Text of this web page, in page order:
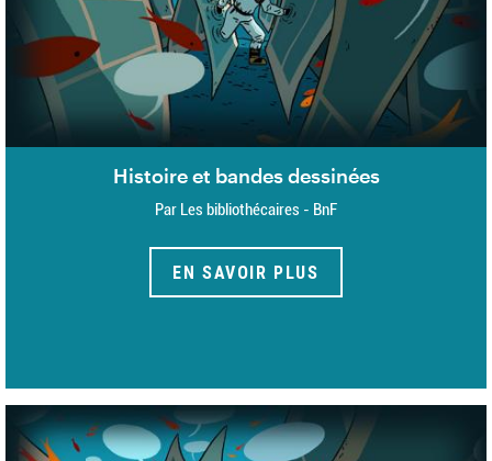
Histoire et bandes dessinées
Par Les bibliothécaires - BnF
EN SAVOIR PLUS